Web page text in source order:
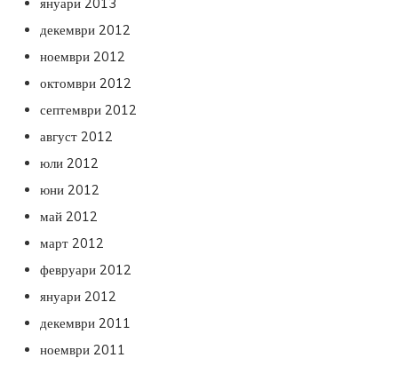
декември 2012
ноември 2012
октомври 2012
септември 2012
август 2012
юли 2012
юни 2012
май 2012
март 2012
февруари 2012
януари 2012
декември 2011
ноември 2011